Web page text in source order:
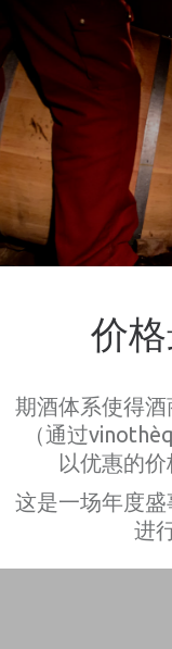
价
期酒体系使得
（通过
以优惠的价
这是一场年度
进